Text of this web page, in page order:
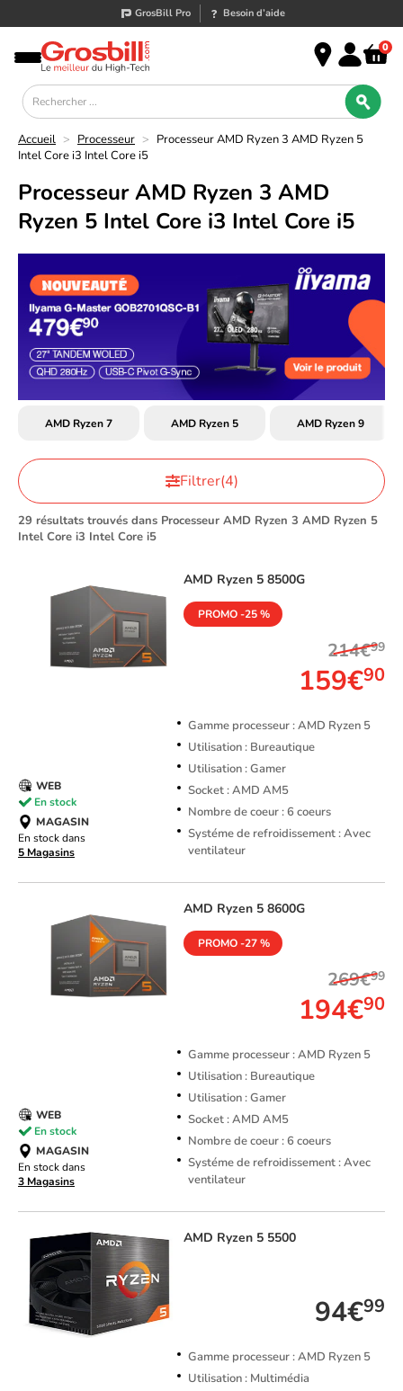
GrosBill Pro Besoin d’aide
0
Accueil > Processeur > Processeur AMD Ryzen 3 AMD Ryzen 5
Intel Core i3 Intel Core i5
Processeur AMD Ryzen 3 AMD
Ryzen 5 Intel Core i3 Intel Core i5
AMD Ryzen 7 AMD Ryzen 5 AMD Ryzen 9
29 résultats trouvés dans Processeur AMD Ryzen 3 AMD Ryzen 5
Intel Core i3 Intel Core i5
Filtrer(4)
AMD Ryzen 5 8500G
PROMO -25 %
214€99
159€90
Gamme processeur : AMD Ryzen 5
Utilisation : Bureautique
Utilisation : Gamer
Socket : AMD AM5
Nombre de coeur : 6 coeurs
Systéme de refroidissement : Avec
ventilateur
WEB
En stock
MAGASIN
En stock dans
5 Magasins
AMD Ryzen 5 8600G
PROMO -27 %
269€99
194€90
Gamme processeur : AMD Ryzen 5
Utilisation : Bureautique
Utilisation : Gamer
Socket : AMD AM5
Nombre de coeur : 6 coeurs
Systéme de refroidissement : Avec
ventilateur
WEB
En stock
MAGASIN
En stock dans
3 Magasins
AMD Ryzen 5 5500
94€99
Gamme processeur : AMD Ryzen 5
Utilisation : Multimédia